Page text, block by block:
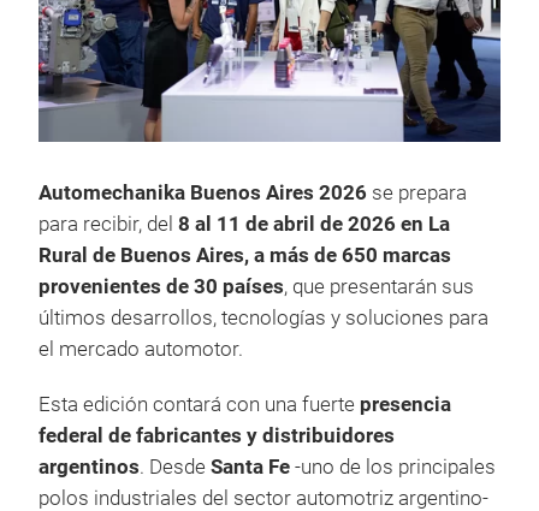
Automechanika Buenos Aires 2026 se prepara
para recibir, del 8 al 11 de abril de 2026 en La
Rural de Buenos Aires, a más de 650 marcas
provenientes de 30 países, que presentarán sus
últimos desarrollos, tecnologías y soluciones para
el mercado automotor.
Esta edición contará con una fuerte presencia
federal de fabricantes y distribuidores
argentinos. Desde Santa Fe -uno de los principales
polos industriales del sector automotriz argentino-